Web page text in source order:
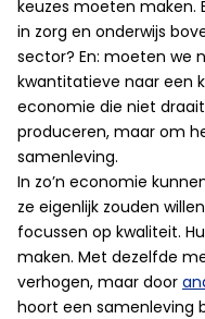
keuzes moeten maken.
in zorg en onderwijs
sector? En: moeten we
kwantitatieve naar een
economie die niet
produceren, maar om
samenleving.
In zo’n economie
ze eigenlijk zouden
focussen op kwaliteit.
maken. Met dezelfde
verhogen, maar door
hoort een samenleving